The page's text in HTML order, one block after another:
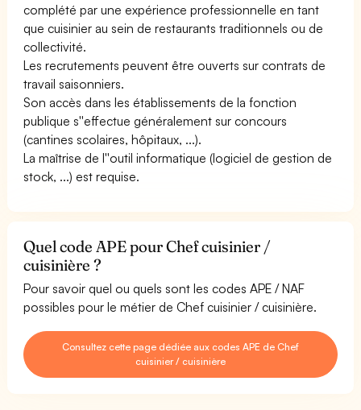
complété par une expérience professionnelle en tant
que cuisinier au sein de restaurants traditionnels ou de
collectivité.
Les recrutements peuvent être ouverts sur contrats de
travail saisonniers.
Son accès dans les établissements de la fonction
publique s''effectue généralement sur concours
(cantines scolaires, hôpitaux, ...).
La maîtrise de l''outil informatique (logiciel de gestion de
stock, ...) est requise.
Quel code APE pour Chef cuisinier /
cuisinière ?
Pour savoir quel ou quels sont les codes APE / NAF
possibles pour le métier de Chef cuisinier / cuisinière.
Consultez cette page dédiée aux codes APE de Chef
cuisinier / cuisinière